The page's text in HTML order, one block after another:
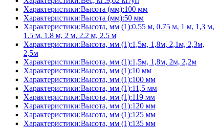
Характеристики:Высота (мм):100 мм
Характеристики:Высота (мм):50 мм
Характеристики:Высота, мм (1):0.55 м, 0.75 м, 1 м, 1,3 м,
1.5 м, 1.8 м, 2 м, 2.2 м, 2.5 м
Характеристики:Высота, мм (1):1,5м, 1,8м, 2,1м, 2,3м,
2,5м
Характеристики:Высота, мм (1):1,5м, 1,8м, 2м, 2,2м
Характеристики:Высота, мм (1):10 мм
Характеристики:Высота, мм (1):100 мм
Характеристики:Высота, мм (1):11,5 мм
Характеристики:Высота, мм (1):119 мм
Характеристики:Высота, мм (1):120 мм
Характеристики:Высота, мм (1):125 мм
Характеристики:Высота, мм (1):135 мм